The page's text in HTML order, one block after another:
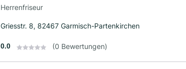
Herrenfriseur
Griesstr. 8, 82467 Garmisch-Partenkirchen
0.0 (0 Bewertungen)